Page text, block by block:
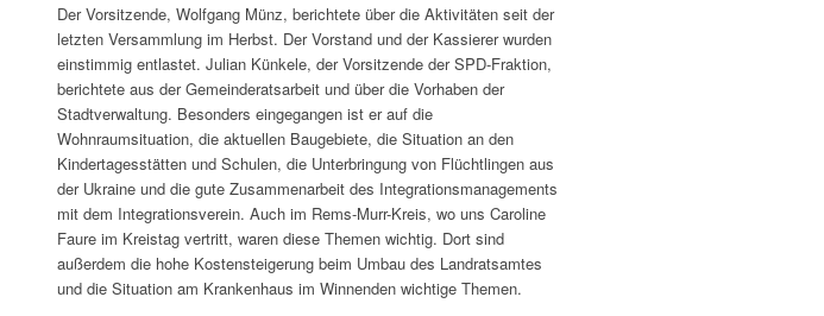
Der Vorsitzende, Wolfgang Münz, berichtete über die Aktivitäten seit der
letzten Versammlung im Herbst. Der Vorstand und der Kassierer wurden
einstimmig entlastet. Julian Künkele, der Vorsitzende der SPD-Fraktion,
berichtete aus der Gemeinderatsarbeit und über die Vorhaben der
Stadtverwaltung. Besonders eingegangen ist er auf die
Wohnraumsituation, die aktuellen Baugebiete, die Situation an den
Kindertagesstätten und Schulen, die Unterbringung von Flüchtlingen aus
der Ukraine und die gute Zusammenarbeit des Integrationsmanagements
mit dem Integrationsverein. Auch im Rems-Murr-Kreis, wo uns Caroline
Faure im Kreistag vertritt, waren diese Themen wichtig. Dort sind
außerdem die hohe Kostensteigerung beim Umbau des Landratsamtes
und die Situation am Krankenhaus im Winnenden wichtige Themen.